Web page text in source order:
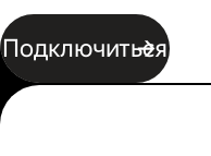
Подключиться